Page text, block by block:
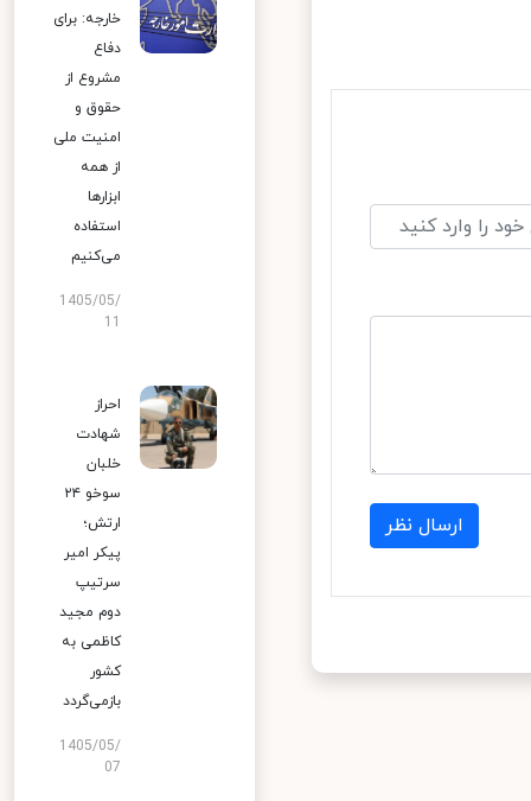
ارسال نظر
خارجه: برای
دفاع
مشروع از
حقوق و
امنیت ملی
از همه
ابزارها
استفاده
می‌کنیم
1405/05/
احراز
شهادت
خلبان
سوخو ۲۴
ارتش؛
پیکر امیر
سرتیپ
دوم مجید
کاظمی به
کشور
بازمی‌گردد
1405/05/
07